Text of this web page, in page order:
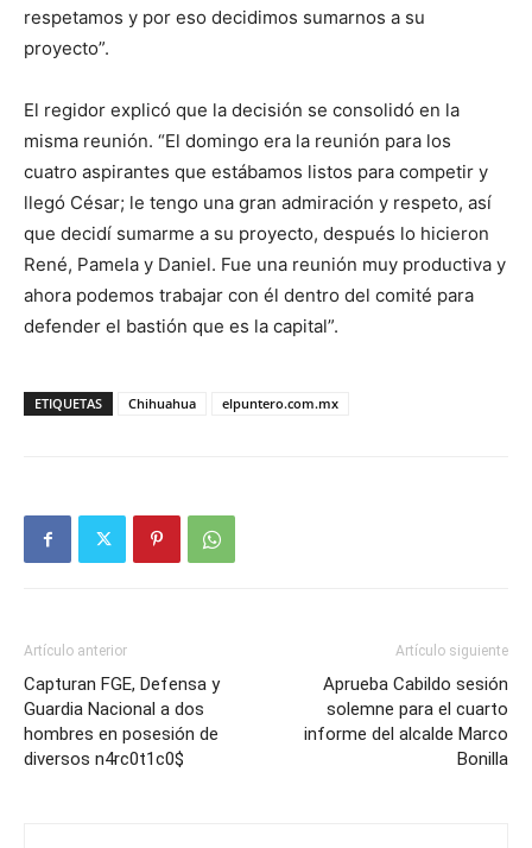
respetamos y por eso decidimos sumarnos a su
proyecto”.
El regidor explicó que la decisión se consolidó en la
misma reunión. “El domingo era la reunión para los
cuatro aspirantes que estábamos listos para competir y
llegó César; le tengo una gran admiración y respeto, así
que decidí sumarme a su proyecto, después lo hicieron
René, Pamela y Daniel. Fue una reunión muy productiva y
ahora podemos trabajar con él dentro del comité para
defender el bastión que es la capital”.
ETIQUETAS Chihuahua elpuntero.com.mx
Artículo anterior
Capturan FGE, Defensa y
Guardia Nacional a dos
hombres en posesión de
diversos n4rc0t1c0$
Artículo siguiente
Aprueba Cabildo sesión
solemne para el cuarto
informe del alcalde Marco
Bonilla